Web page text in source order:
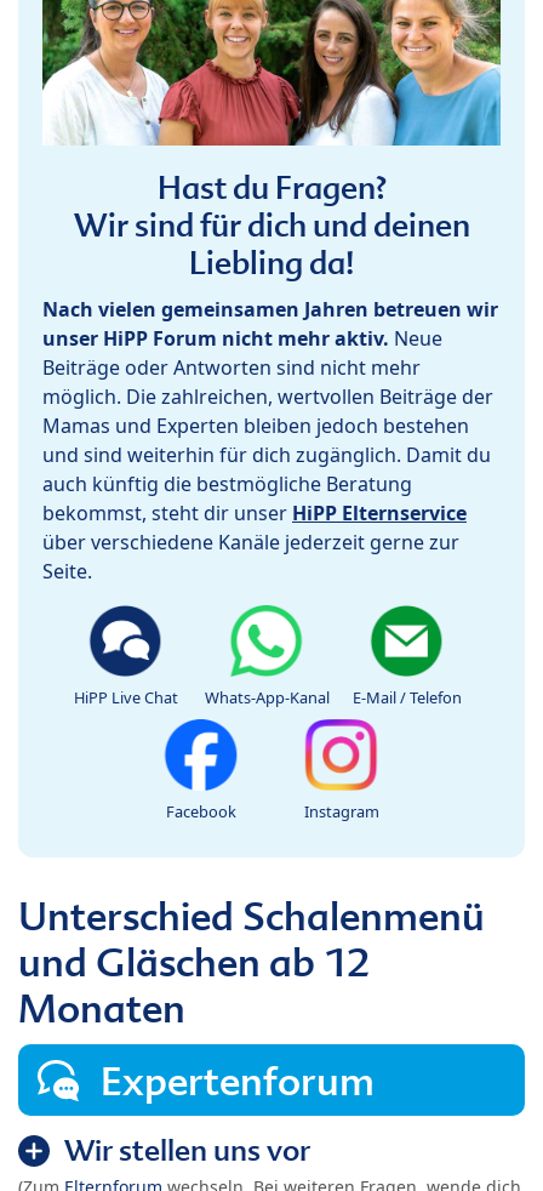
Hast du Fragen?
Wir sind für dich und deinen
Liebling da!
Nach vielen gemeinsamen Jahren betreuen wir
unser HiPP Forum nicht mehr aktiv. Neue
Beiträge oder Antworten sind nicht mehr
möglich. Die zahlreichen, wertvollen Beiträge der
Mamas und Experten bleiben jedoch bestehen
und sind weiterhin für dich zugänglich. Damit du
auch künftig die bestmögliche Beratung
bekommst, steht dir unser HiPP Elternservice
über verschiedene Kanäle jederzeit gerne zur
Seite.
HiPP Live Chat Whats-App-Kanal E-Mail / Telefon
Facebook Instagram
Unterschied Schalenmenü
und Gläschen ab 12
Monaten
Expertenforum
Wir stellen uns vor